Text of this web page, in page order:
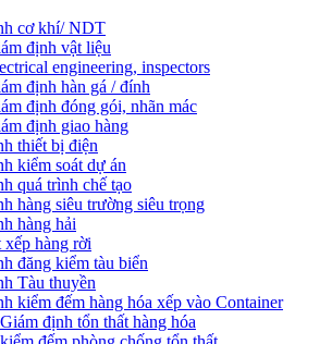
cơ khí/ NDT
định vật liệu
engineering, inspectors
định hàn gá / đính
định đóng gói, nhãn mác
định giao hàng
thiết bị điện
kiểm soát dự án
quá trình chế tạo
hàng siêu trường siêu trọng
hàng hải
xếp hàng rời
đăng kiểm tàu biển
Tàu thuyền
kiểm đếm hàng hóa xếp vào Container
định tổn thất hàng hóa